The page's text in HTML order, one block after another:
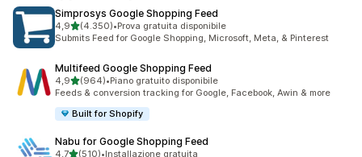
Simprosys Google Shopping Feed
4,9stelle su 5
(4.350)
4350 recensioni totali
•Prova gratuita disponibile
Submits Feed for Google Shopping, Microsoft, Meta, & Pinterest
Multifeed Google Shopping Feed
4,9stelle su 5
(964)
964 recensioni totali
•Piano gratuito disponibile
Feeds & conversion tracking for Google, Facebook, Awin & more
Built for Shopify
Nabu for Google Shopping Feed
4,7stelle su 5
(510)•Installazione gratuita